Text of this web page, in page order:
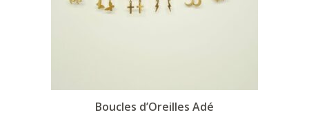
Boucles d’Oreilles Adé